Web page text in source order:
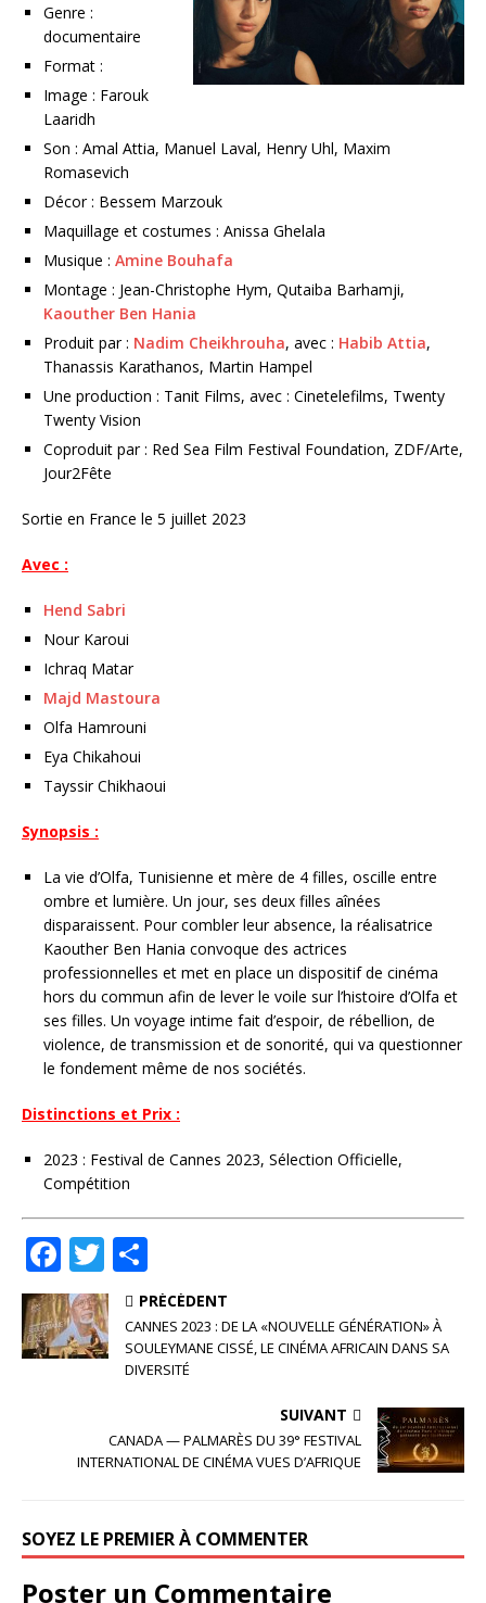
Genre :
documentaire
Format :
Image : Farouk
Laaridh
Son : Amal Attia, Manuel Laval, Henry Uhl, Maxim
Romasevich
Décor : Bessem Marzouk
Maquillage et costumes : Anissa Ghelala
Musique : Amine Bouhafa
Montage : Jean-Christophe Hym, Qutaiba Barhamji,
Kaouther Ben Hania
Produit par : Nadim Cheikhrouha, avec : Habib Attia,
Thanassis Karathanos, Martin Hampel
Une production : Tanit Films, avec : Cinetelefilms, Twenty
Twenty Vision
Coproduit par : Red Sea Film Festival Foundation, ZDF/Arte,
Jour2Fête
Sortie en France le 5 juillet 2023
Avec :
Hend Sabri
Nour Karoui
Ichraq Matar
Majd Mastoura
Olfa Hamrouni
Eya Chikahoui
Tayssir Chikhaoui
Synopsis :
La vie d’Olfa, Tunisienne et mère de 4 filles, oscille entre
ombre et lumière. Un jour, ses deux filles aînées
disparaissent. Pour combler leur absence, la réalisatrice
Kaouther Ben Hania convoque des actrices
professionnelles et met en place un dispositif de cinéma
hors du commun afin de lever le voile sur l’histoire d’Olfa et
ses filles. Un voyage intime fait d’espoir, de rébellion, de
violence, de transmission et de sonorité, qui va questionner
le fondement même de nos sociétés.
Distinctions et Prix :
2023 : Festival de Cannes 2023, Sélection Officielle,
Compétition
F
a
c
e
o
T
w
it
te
ar
ta
g
r
PRÉCÉDENT
CANNES 2023 : DE LA «NOUVELLE GÉNÉRATION» À
SOULEYMANE CISSÉ, LE CINÉMA AFRICAIN DANS SA
DIVERSITÉ
SUIVANT
CANADA — PALMARÈS DU 39° FESTIVAL
INTERNATIONAL DE CINÉMA VUES D’AFRIQUE
SOYEZ LE PREMIER À COMMENTER
Poster un Commentaire